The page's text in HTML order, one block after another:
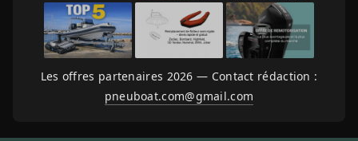
Les offres partenaires 2026 — Contact rédaction :
pneuboat.com@gmail.com